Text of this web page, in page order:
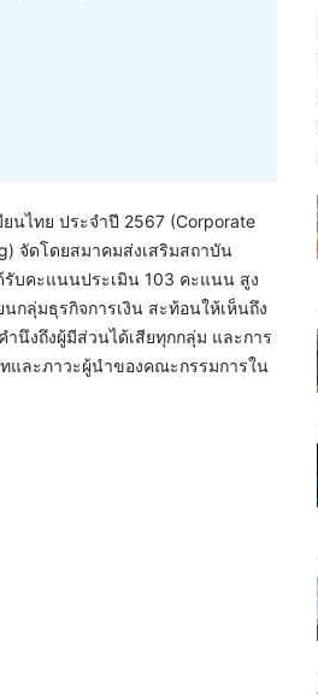
นไทย ประจำปี 2567 (Corporate
จัดโดยสมาคมส่งเสริมสถาบัน
รับคะแนนประเมิน 103 คะแนน สูง
กลุ่มธุรกิจการเงิน สะท้อนให้เห็นถึง
นึงถึงผู้มีส่วนได้เสียทุกกลุ่ม และการ
ทและภาวะผู้นำของคณะกรรมการใน